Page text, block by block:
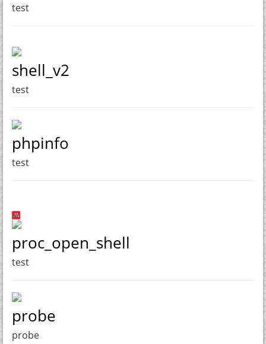
test
shell_v2
test
phpinfo
test
proc_open_shell
test
probe
probe